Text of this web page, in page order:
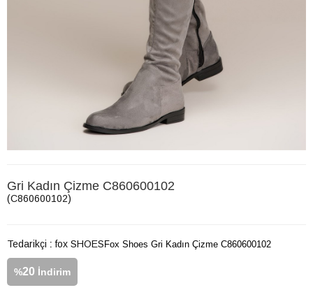
Gri Kadın Çizme C860600102
(C860600102)
Tedarikçi : fox SHOES
%20 İndirim
Fox Shoes Gri Kadın Çizme C860600102